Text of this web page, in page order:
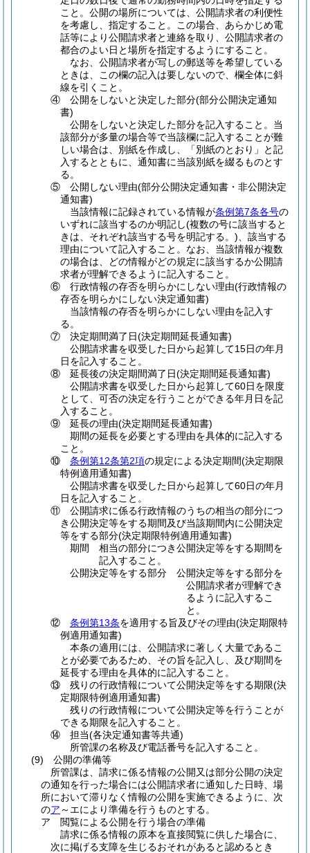
こと。公開の場所については、公開請求者の利便性
を考慮し、指定すること。この場合、あらかじめ電
話等により公開請求者と連絡を取り、公開請求者の
都合のよい日と場所を指定するようにすること。
なお、公開請求者が写しの郵送等を希望している
ときは、この欄の記入は要しないので、欄全体に斜
線を引くこと。
④
公開をしないと決定した部分(部分公開決定通知
書)
公開をしないと決定した部分を記入すること。当
該部分が多量の場合等で当該欄に記入することが難
しい場合は、別紙を作成し、「別紙のとおり」と記
入するとともに、通知書に当該別紙を綴るものとす
る。
⑤
公開しない理由(部分公開決定通知書・非公開決定
通知書)
当該情報に記録されている情報が条例第7条各号の
いずれに該当するのか明記し(複数の号に該当すると
きは、それぞれ該当する号を明記する。) 、該当する
理由について記入すること。なお、当該情報が複数
の場合は、どの情報がどの規定に該当するか公開請
求者が理解できるように記入すること。
⑥
行政情報の存否を明らかにしない理由(行政情報の
存否を明らかにしない決定通知書)
当該情報の存否を明らかにしない理由を記入す
る。
⑦
決定期間満了日(決定期間延長通知書)
公開請求書を収受した日から起算して15日の年月
日を記入すること。
⑧
延長後の決定期間満了日(決定期間延長通知書)
公開請求書を収受した日から起算して60日を限度
として、可否の決定を行うことができる年月日を記
入すること。
⑨
延長の理由(決定期間延長通知書)
期間の延長を必要とする理由を具体的に記入する
こと。
⑩
条例第12条第2項の規定による決定期間(決定期限
特例適用通知書)
公開請求書を収受した日から起算して60日の年月
日を記入すること。
⑪
公開請求に係る行政情報のうちの相当の部分につ
き公開決定等をする期間及び当該期間内に公開決定
等をする部分(決定期限特例適用通知書)
期間 相当の部分につき公開決定等をする期間を
記入すること。
公開決定等をする部分 公開決定等をする部分を
公開請求者が理解でき
るように記入するこ
と。
⑫
条例第13条を適用する旨及びその理由(決定期限特
例適用通知書)
本条の適用には、公開請求に著しく大量であるこ
とが必要であるため、その旨を記入し、及び期間を
延長する理由を具体的に記入すること。
⑬
残りの行政情報について公開決定等をする期限(決
定期限特例適用通知書)
残りの行政情報について公開決定等を行うことが
できる期限を記入すること。
⑭
担当(各決定通知書等共通)
所管課の名称及び電話番号を記入すること。
(9)
公開の準備等
所管課は、請求に係る情報の公開又は部分公開の決定
の通知を行った場合には公開請求者に通知した日時、場
所において滞りなく情報の公開を実施できるように、次
のア ～エにより準備を行うものとする。
ア
閲覧による公開を行う場合の準備
請求に係る情報の原本を直接閲覧に供した場合に、
次に掲げる支障を生じるおそれがあると認めるとき